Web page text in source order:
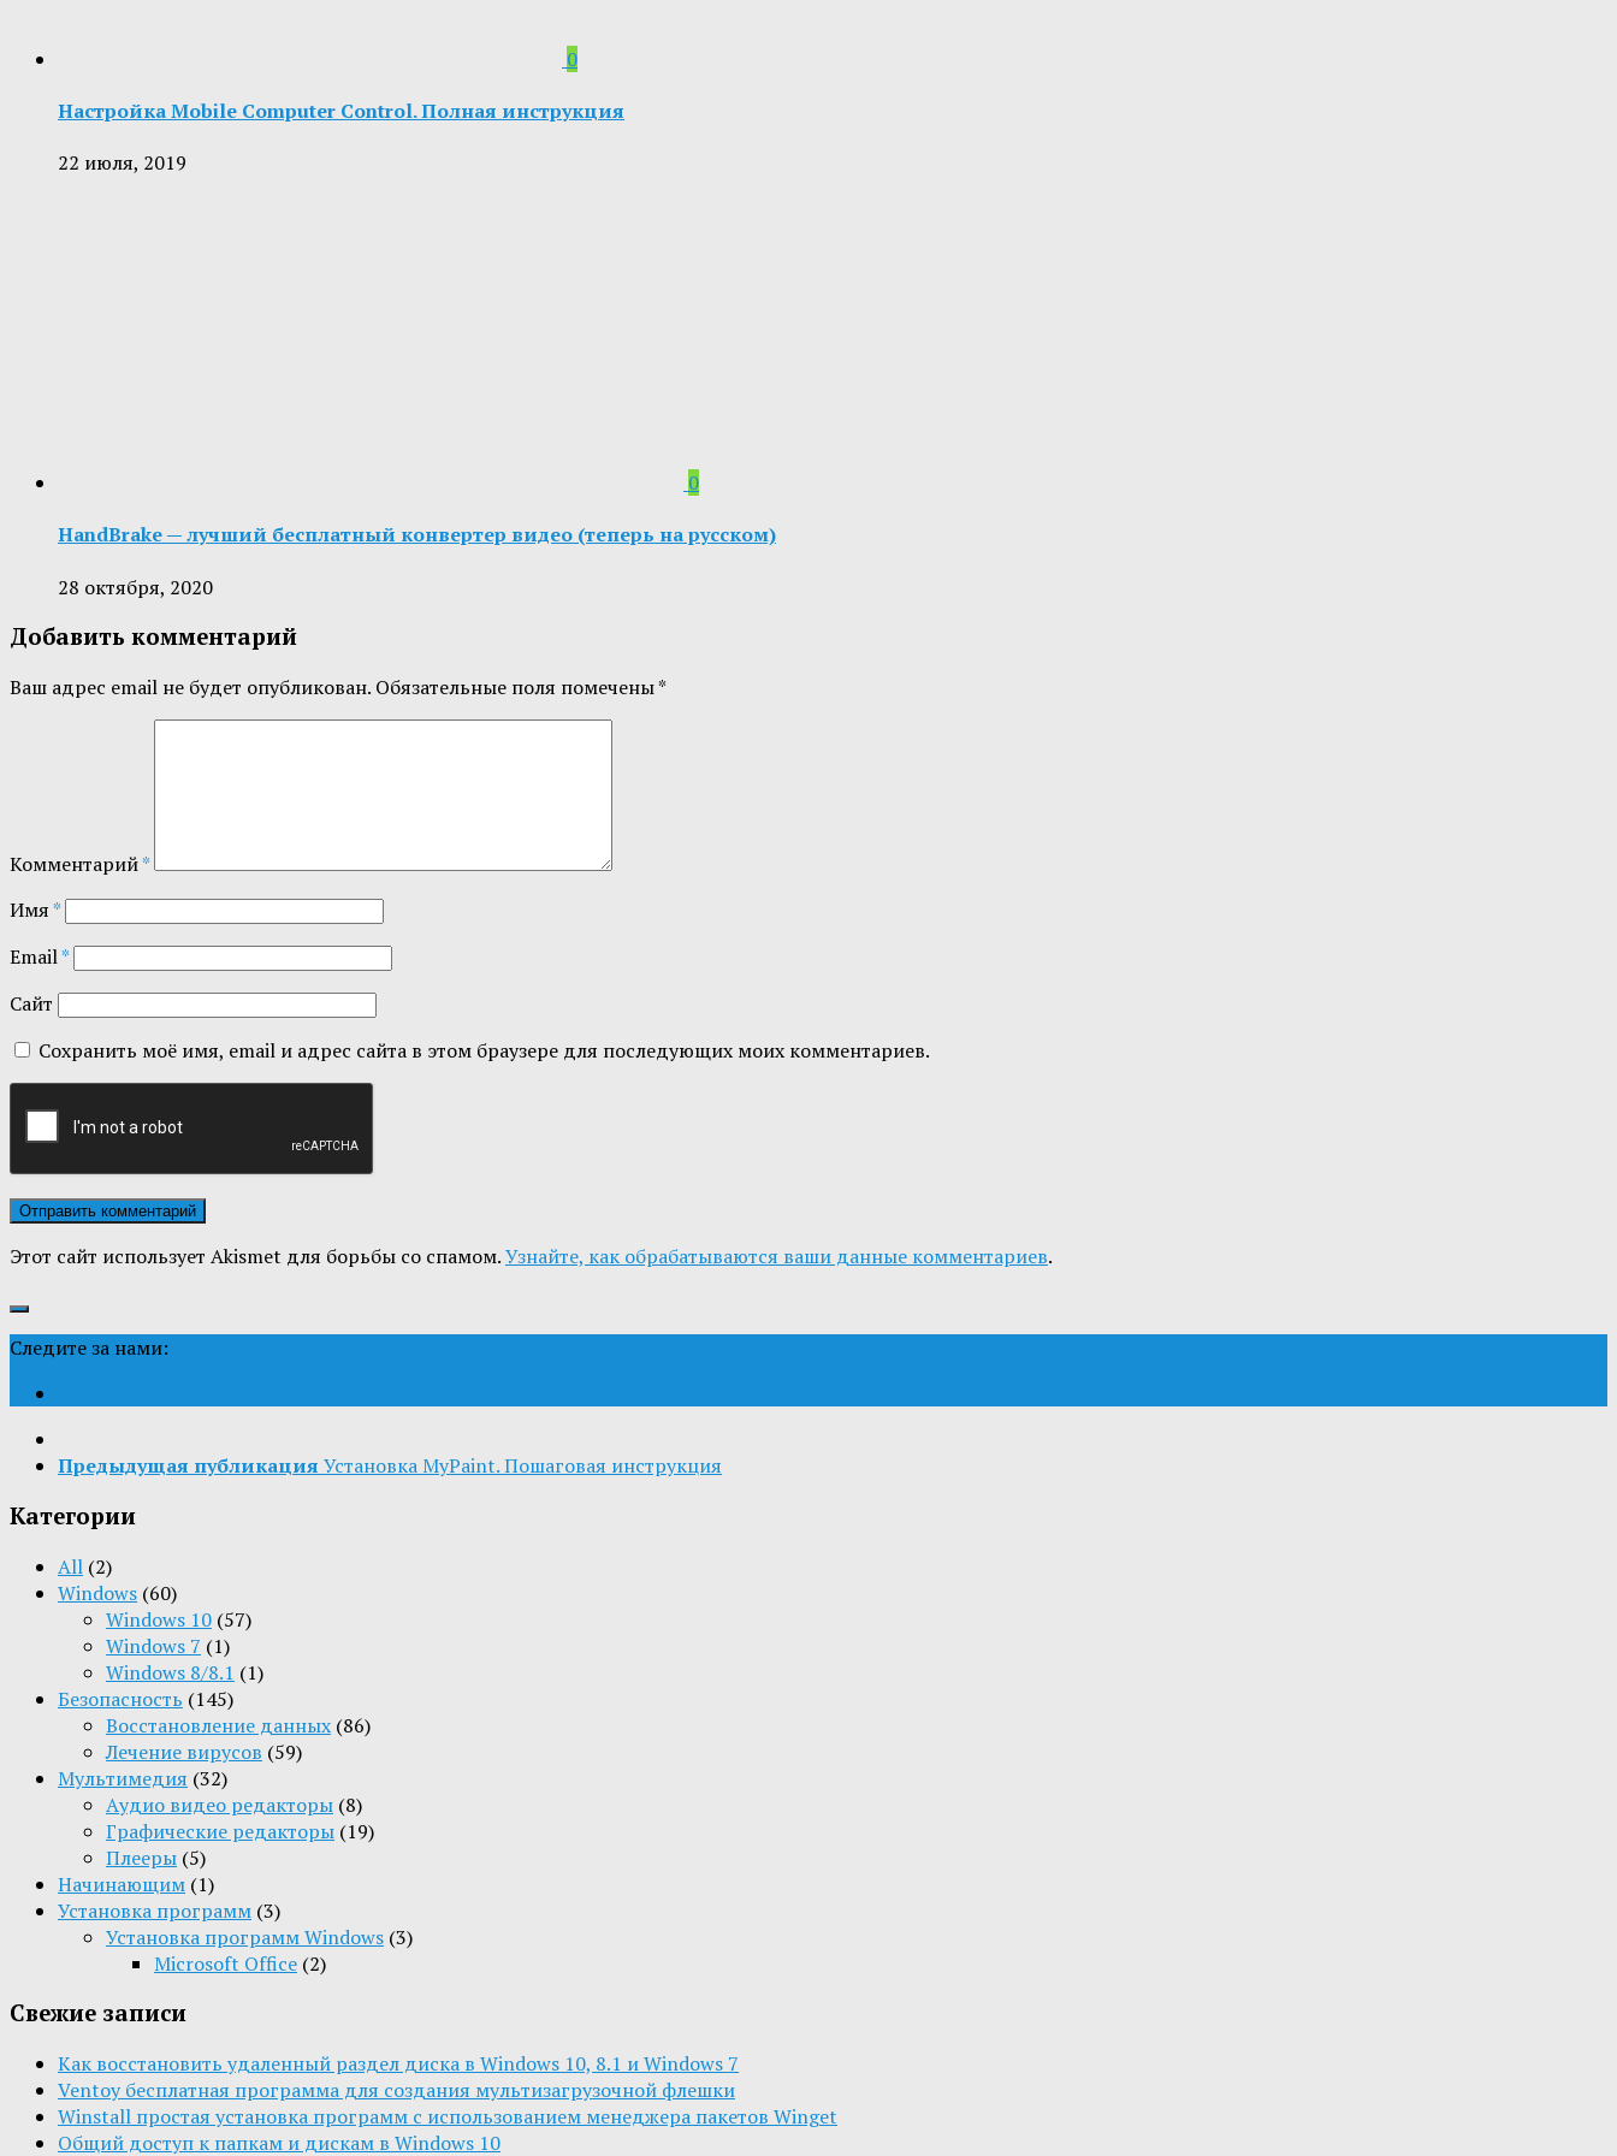
0
Настройка Mobile Computer Control. Полная инструкция
22 июля, 2019
0
HandBrake — лучший бесплатный конвертер видео (теперь на русском)
28 октября, 2020
Добавить комментарий
Ваш адрес email не будет опубликован. Обязательные поля помечены*
Комментарий*
Имя*
Email*
Сайт
Сохранить моё имя, email и адрес сайта в этом браузере для последующих моих комментариев.
Этот сайт использует Akismet для борьбы со спамом.Узнайте, как обрабатываются ваши данные комментариев.
Следите за нами:
Предыдущая публикация Установка MyPaint. Пошаговая инструкция
Категории
All (2)
Windows (60)
Windows 10 (57)
Windows 7 (1)
Windows 8/8.1 (1)
Безопасность (145)
Восстановление данных (86)
Лечение вирусов (59)
Мультимедия (32)
Aудио видео редакторы (8)
Графические редакторы (19)
Плееры (5)
Начинающим (1)
Установка программ (3)
Установка программ Windows (3)
Microsoft Office (2)
Свежие записи
Как восстановить удаленный раздел диска в Windows 10, 8.1 и Windows 7
Ventoy бесплатная программа для создания мультизагрузочной флешки
Winstall простая установка программ с использованием менеджера пакетов Winget
Общий доступ к папкам и дискам в Windows 10